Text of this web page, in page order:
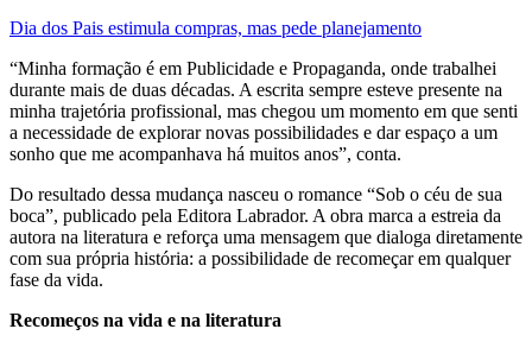
Dia dos Pais estimula compras, mas pede planejamento
“Minha formação é em Publicidade e Propaganda, onde trabalhei
durante mais de duas décadas. A escrita sempre esteve presente na
minha trajetória profissional, mas chegou um momento em que senti
a necessidade de explorar novas possibilidades e dar espaço a um
sonho que me acompanhava há muitos anos”, conta.
Do resultado dessa mudança nasceu o romance “Sob o céu de sua
boca”, publicado pela Editora Labrador. A obra marca a estreia da
autora na literatura e reforça uma mensagem que dialoga diretamente
com sua própria história: a possibilidade de recomeçar em qualquer
fase da vida.
Recomeços na vida e na literatura